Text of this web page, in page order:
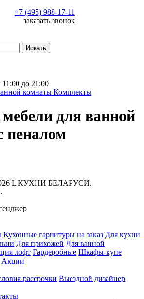
+7 (495) 988-17-11
заказать звонок
Искать
до 21:00
комнаты Комплекты
для ванной
пеналом
L КУХНИ БЕЛАРУСИ.
Кухонные гарнитуры на заказ Для кухни
Для прихожей Для ванной
лофт Гардеробные Шкафы-купе
Акции
рассрочки Выездной дизайнер